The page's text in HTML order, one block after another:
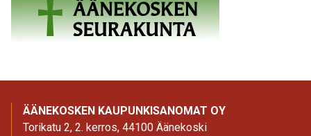
ÄÄNEKOSKEN KAUPUNKISANOMAT OY
Torikatu 2, 2. kerros, 44100 Äänekoski